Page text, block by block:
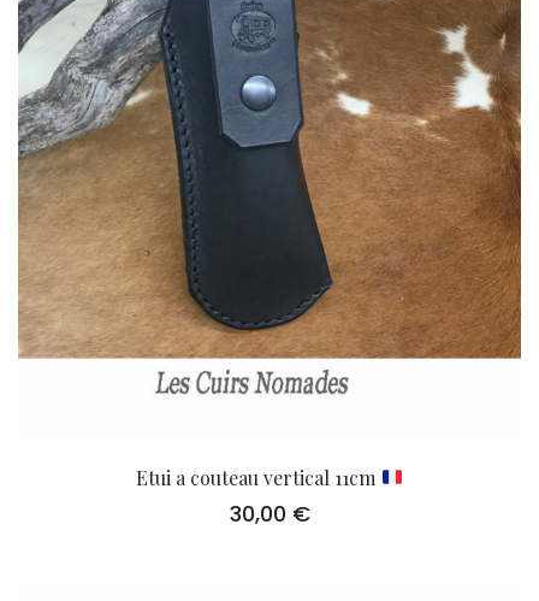
Etui a couteau vertical 11cm
30,00 €